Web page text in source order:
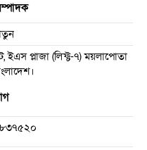
ইএস প্লাজা (লিফ্ট-৭) ময়লাপোতা